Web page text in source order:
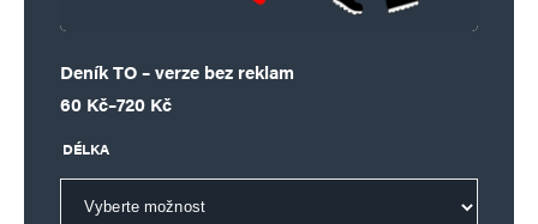
Deník TO – verze bez reklam
60 Kč–720 Kč
Rozpětí cen: 60 Kč až 720 Kč
DÉLKA